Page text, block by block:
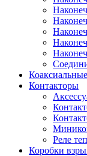
Контакторы
Реле
Коробки